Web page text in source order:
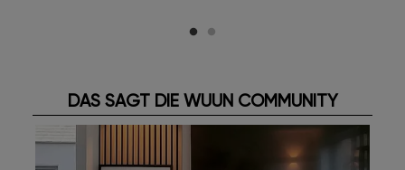
DAS SAGT DIE WUUN COMMUNITY